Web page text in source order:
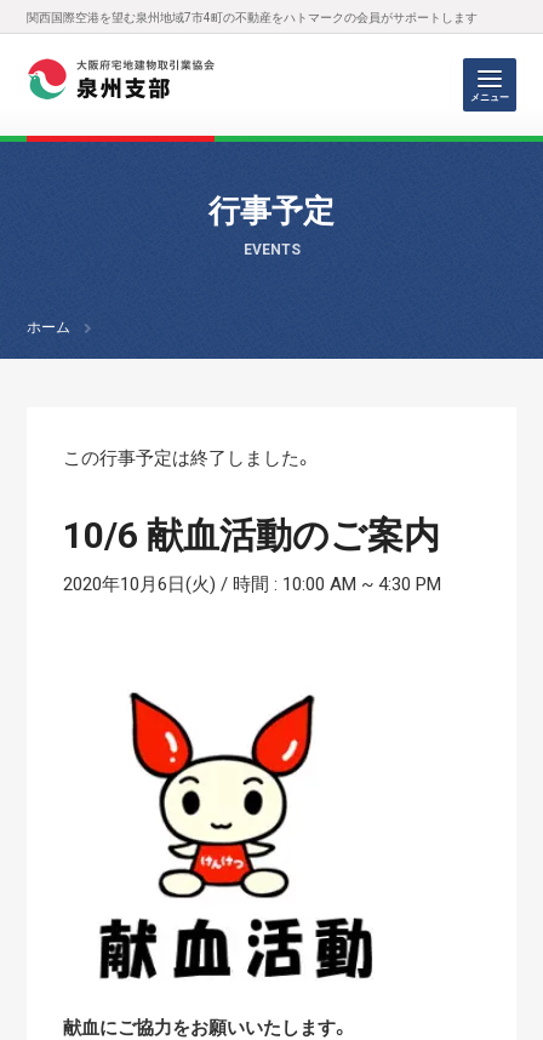
関西国際空港を望む泉州地域7市4町の不動産をハトマークの会員がサポートします
メニュー
行事予定
EVENTS
ホーム
この行事予定は終了しました。
10/6 献血活動のご案内
2020年10月6日(火) / 時間 : 10:00 AM ~4:30 PM
献血にご協力をお願いいたします。